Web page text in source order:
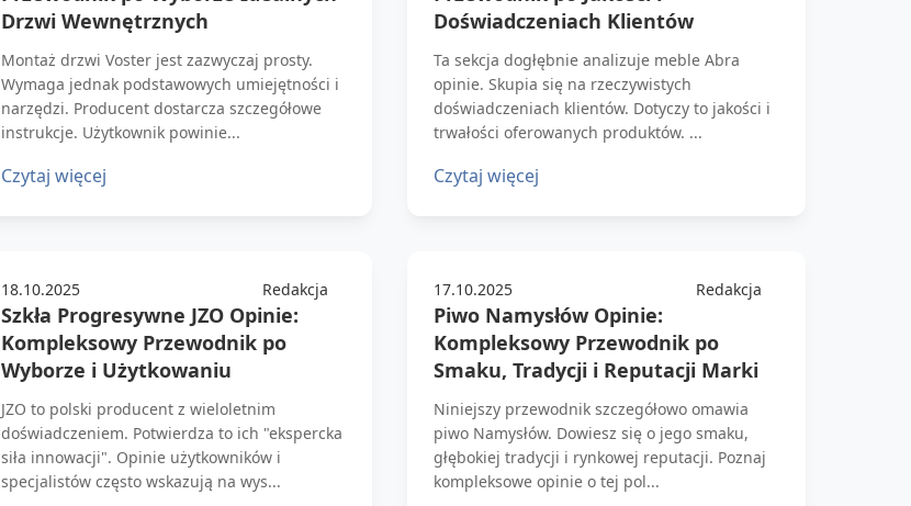
Drzwi Wewnętrznych
Montaż drzwi Voster jest zazwyczaj prosty.
Wymaga jednak podstawowych umiejętności i
narzędzi. Producent dostarcza szczegółowe
instrukcje. Użytkownik powinie...
Czytaj więcej
Doświadczeniach Klientów
Ta sekcja dogłębnie analizuje meble Abra
opinie. Skupia się na rzeczywistych
doświadczeniach klientów. Dotyczy to jakości i
trwałości oferowanych produktów. ...
Czytaj więcej
18.10.2025 Redakcja
Szkła Progresywne JZO Opinie:
Kompleksowy Przewodnik po
Wyborze i Użytkowaniu
JZO to polski producent z wieloletnim
doświadczeniem. Potwierdza to ich "ekspercka
siła innowacji". Opinie użytkowników i
specjalistów często wskazują na wys...
17.10.2025 Redakcja
Piwo Namysłów Opinie:
Kompleksowy Przewodnik po
Smaku, Tradycji i Reputacji Marki
Niniejszy przewodnik szczegółowo omawia
piwo Namysłów. Dowiesz się o jego smaku,
głębokiej tradycji i rynkowej reputacji. Poznaj
kompleksowe opinie o tej pol...